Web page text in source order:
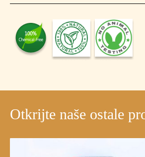
Otkrijte naše ostale